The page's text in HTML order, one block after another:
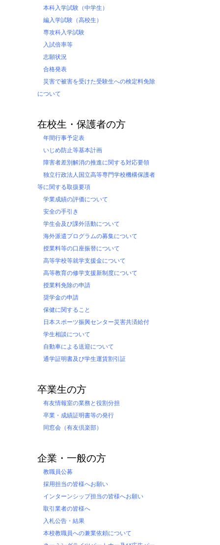
本科入学試験（中学生）
編入学試験（高校生）
専攻科入学試験
入試倍率等
志願状況
合格発表
災害で被害を受けた受験生への検定料免除
について
在校生・保護者の方
年間行事予定表
いじめ防止等基本計画
障害者差別解消の推進に関する対応要領
独立行政法人国立高等専門学校機構保護者
等に関する取扱要項
学業成績の評価について
安全の手引き
学生会及び課外活動について
海外派遣プログラムの募集について
授業料等の口座振替について
高等学校等就学支援金について
高等教育の修学支援新制度について
授業料免除の申請
奨学金の申請
保健に関すること
日本スポーツ振興センター災害共済給付
学生相談について
自動車による送迎について
通学証明書及び学生運賃割引証
卒業生の方
有友情報室の業務と役割分担
卒業・成績証明書等の発行
同窓会（有友倶楽部）
企業・一般の方
教職員公募
採用担当の皆様へお願い
インターンシップ担当の皆様へお願い
取引業者の皆様へ
入札公告・結果
本校教職員への兼業依頼について